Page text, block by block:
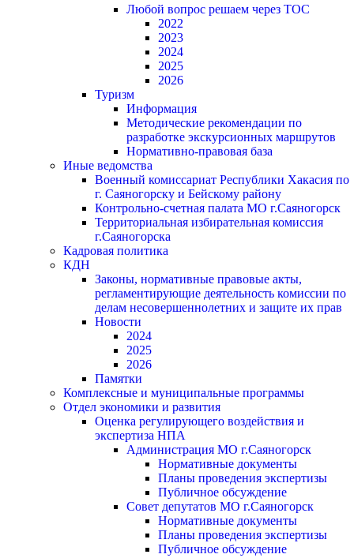
Любой вопрос решаем через ТОС
2022
2023
2024
2025
2026
Туризм
Информация
Методические рекомендации по
разработке экскурсионных маршрутов
Нормативно-правовая база
Иные ведомства
Военный комиссариат Республики Хакасия по
г. Саяногорску и Бейскому району
Контрольно-счетная палата МО г.Саяногорск
Территориальная избирательная комиссия
г.Саяногорска
Кадровая политика
КДН
Законы, нормативные правовые акты,
регламентирующие деятельность комиссии по
делам несовершеннолетних и защите их прав
Новости
2024
2025
2026
Памятки
Комплексные и муниципальные программы
Отдел экономики и развития
Оценка регулирующего воздействия и
экспертиза НПА
Администрация МО г.Саяногорск
Нормативные документы
Планы проведения экспертизы
Публичное обсуждение
Совет депутатов МО г.Саяногорск
Нормативные документы
Планы проведения экспертизы
Публичное обсуждение